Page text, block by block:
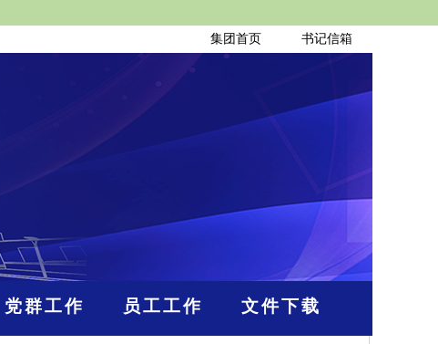
集团首页 书记信箱
党群工作 员工工作 文件下载